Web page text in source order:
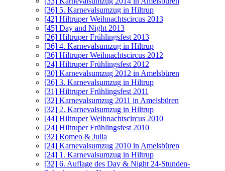
[36] 5. Karnevalsumzug in Hiltrup
[42] Hiltruper Weihnachtscircus 2013
[45] Day and Night 2013
[26] Hiltruper Frühlingsfest 2013
[36] 4. Karnevalsumzug in Hiltrup
[36] Hiltruper Weihnachtscircus 2012
[24] Hiltruper Frühlingsfest 2012
[30] Karnevalsumzug 2012 in Amelsbüren
[36] 3. Karnevalsumzug in Hiltrup
[31] Hiltruper Frühlingsfest 2011
[32] Karnevalsumzug 2011 in Amelsbüren
[32] 2. Karnevalsumzug in Hiltrup
[44] Hiltruper Weihnachtscircus 2010
[24] Hiltruper Frühlingsfest 2010
[32] Romeo & Julia
[24] Karnevalsumzug 2010 in Amelsbüren
[24] 1. Karnevalsumzug in Hiltrup
[32] 6. Auflage des Day & Night 24-Stunden-